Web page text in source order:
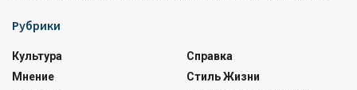
Рубрики
Культура
Мнение
Справка
Стиль Жизни